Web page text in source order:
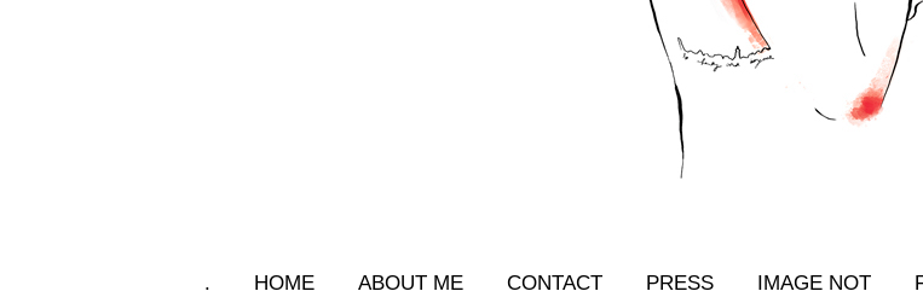
. HOME ABOUT ME CONTACT PRESS IMAGE NOT